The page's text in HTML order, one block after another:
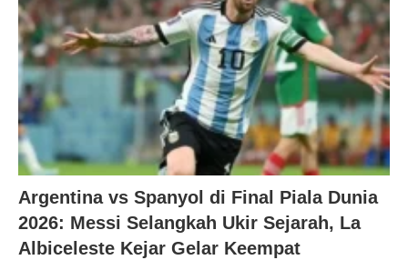
Argentina vs Spanyol di Final Piala Dunia
2026: Messi Selangkah Ukir Sejarah, La
Albiceleste Kejar Gelar Keempat